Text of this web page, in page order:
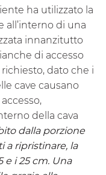
ha utilizzato la
all’interno di una
innanzitutto
di accesso
dato che i
cave causano
della cava
dalla porzione
a ripristinare, la
e i 25 cm. Una